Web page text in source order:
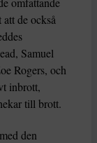
de också
Samuel
Rogers, och
inbrott,
till brott.
den